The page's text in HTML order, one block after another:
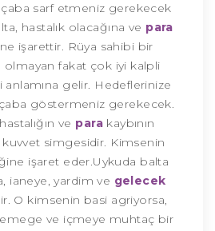
sarf etmeniz gerekecek
hastalık olacağına ve para
işarettir. Rüya sahibi bir
olmayan fakat çok iyi kalpli
gelir. Hedeflerinize
göstermeniz gerekecek.
ve para kaybının
kuvvet simgesidir. Kimsenin
işaret eder.Uykuda balta
ianeye, yardim ve gelecek
O kimsenin basi agriyorsa,
ve içmeye muhtaç bir